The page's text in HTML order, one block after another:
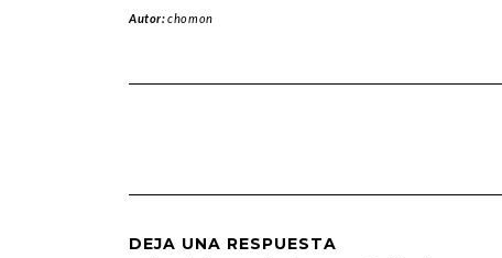
Autor:chomon
DEJA UNA RESPUESTA